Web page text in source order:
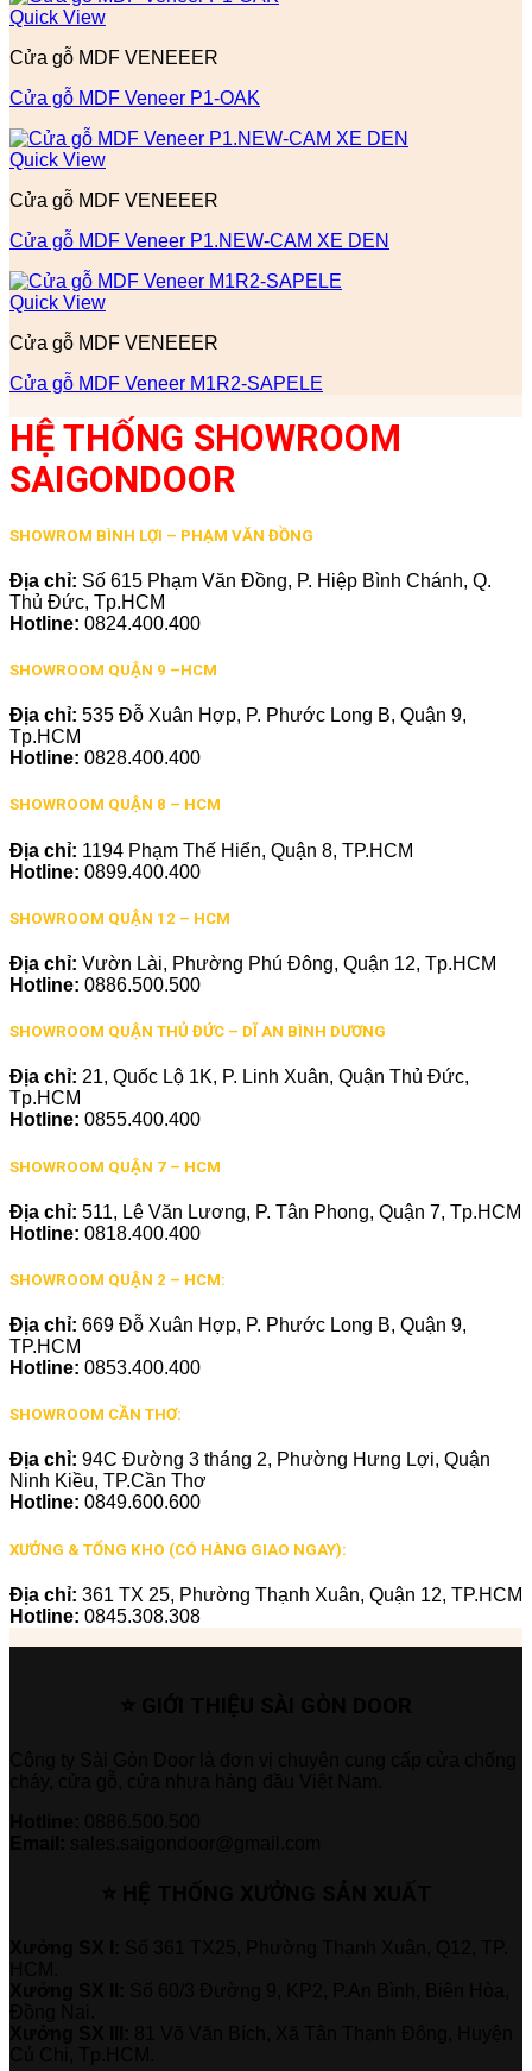
Quick View
Cửa gỗ MDF VENEEER
Cửa gỗ MDF Veneer P1-OAK
Quick View
Cửa gỗ MDF VENEEER
Cửa gỗ MDF Veneer P1.NEW-CAM XE DEN
Quick View
Cửa gỗ MDF VENEEER
Cửa gỗ MDF Veneer M1R2-SAPELE
HỆ THỐNG SHOWROOM
SAIGONDOOR
SHOWROM BÌNH LỢI – PHẠM VĂN ĐỒNG
Địa chỉ: Số 615 Phạm Văn Đồng, P. Hiệp Bình Chánh, Q.
Thủ Đức, Tp.HCM
Hotline: 0824.400.400
SHOWROOM QUẬN 9 –HCM
Địa chỉ: 535 Đỗ Xuân Hợp, P. Phước Long B, Quận 9,
Tp.HCM
Hotline: 0828.400.400
SHOWROOM QUẬN 8 – HCM
Địa chỉ: 1194 Phạm Thế Hiển, Quận 8, TP.HCM
Hotline: 0899.400.400
SHOWROOM QUẬN 12 – HCM
Địa chỉ: Vườn Lài, Phường Phú Đông, Quận 12, Tp.HCM
Hotline: 0886.500.500
SHOWROOM QUẬN THỦ ĐỨC – DĨ AN BÌNH DƯƠNG
Địa chỉ: 21, Quốc Lộ 1K, P. Linh Xuân, Quận Thủ Đức,
Tp.HCM
Hotline: 0855.400.400
SHOWROOM QUẬN 7 – HCM
Địa chỉ: 511, Lê Văn Lương, P. Tân Phong, Quận 7, Tp.HCM
Hotline: 0818.400.400
SHOWROOM QUẬN 2 – HCM:
Địa chỉ: 669 Đỗ Xuân Hợp, P. Phước Long B, Quận 9,
TP.HCM
Hotline: 0853.400.400
SHOWROOM CẦN THƠ:
Địa chỉ: 94C Đường 3 tháng 2, Phường Hưng Lợi, Quận
Ninh Kiều, TP.Cần Thơ
Hotline: 0849.600.600
XƯỞNG & TỔNG KHO (CÓ HÀNG GIAO NGAY):
Địa chỉ: 361 TX 25, Phường Thạnh Xuân, Quận 12, TP.HCM
Hotline: 0845.308.308